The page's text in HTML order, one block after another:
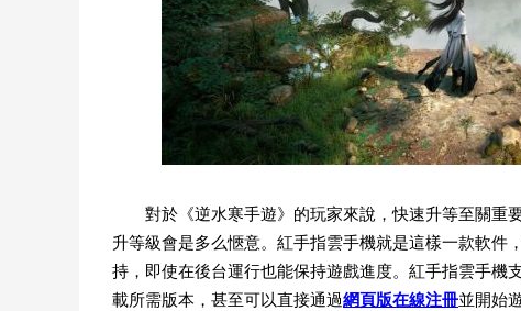
對於《逆水寒手遊》的玩家來說，快速升等至關重
升等級會是多么愜意。紅手指雲手機就是這樣一款軟件
持，即使在後台運行也能保持遊戲進度。紅手指雲手機
載所需版本，甚至可以直接通過網頁版在線注冊並開始